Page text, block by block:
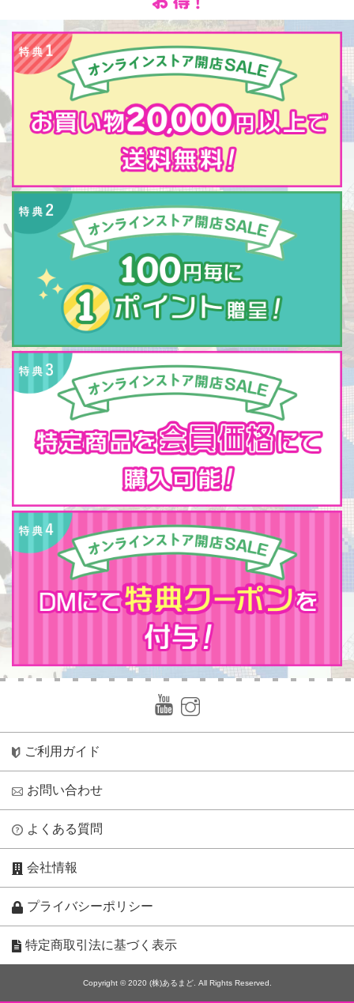
ご利用ガイド
お問い合わせ
よくある質問
会社情報
プライバシーポリシー
特定商取引法に基づく表示
Copyright © 2020 (株)あるまど. All Rights Reserved.